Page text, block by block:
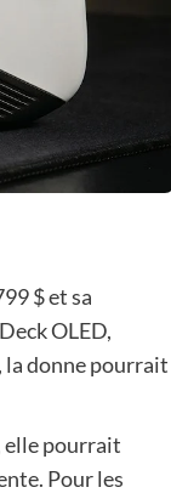
$ et sa
OLED,
la donne pourrait
elle pourrait
Pour les